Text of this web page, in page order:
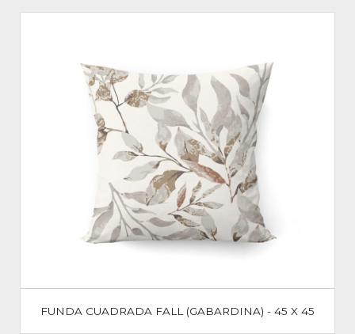
FUNDA CUADRADA FALL (GABARDINA) - 45 X 45